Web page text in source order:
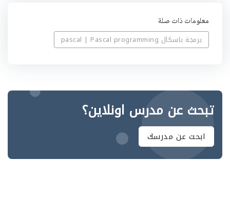
معلومات ذات صلة
برمجة باسكال pascal | Pascal programming
تبحث عن مدرس اونلاين؟
ابحث عن مدرسك